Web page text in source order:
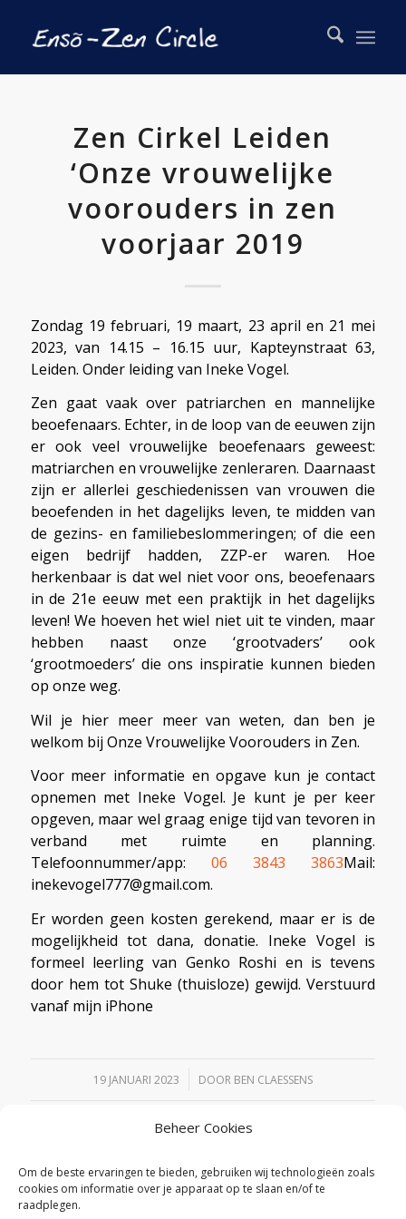
Beheer Cookies
Om de beste ervaringen te bieden, gebruiken wij technologieën zoals
cookies om informatie over je apparaat op te slaan en/of te
raadplegen.
Zen Cirkel Leiden
‘Onze vrouwelijke
voorouders in zen
voorjaar 2019
Zondag 19 februari, 19 maart, 23 april en 21 mei
2023, van 14.15 – 16.15 uur, Kapteynstraat 63,
Leiden. Onder leiding van Ineke Vogel.
Zen gaat vaak over patriarchen en mannelijke
beoefenaars. Echter, in de loop van de eeuwen zijn
er ook veel vrouwelijke beoefenaars geweest:
matriarchen en vrouwelijke zenleraren. Daarnaast
zijn er allerlei geschiedenissen van vrouwen die
beoefenden in het dagelijks leven, te midden van
de gezins- en familiebeslommeringen; of die een
eigen bedrijf hadden, ZZP-er waren. Hoe
herkenbaar is dat wel niet voor ons, beoefenaars
in de 21e eeuw met een praktijk in het dagelijks
leven! We hoeven het wiel niet uit te vinden, maar
hebben naast onze ‘grootvaders’ ook
‘grootmoeders’ die ons inspiratie kunnen bieden
op onze weg.
Wil je hier meer meer van weten, dan ben je
welkom bij Onze Vrouwelijke Voorouders in Zen.
Voor meer informatie en opgave kun je contact
opnemen met Ineke Vogel. Je kunt je per keer
opgeven, maar wel graag enige tijd van tevoren in
verband met ruimte en planning.
Telefoonnummer/app: 06 3843 3863Mail:
inekevogel777@gmail.com.
Er worden geen kosten gerekend, maar er is de
mogelijkheid tot dana, donatie. Ineke Vogel is
formeel leerling van Genko Roshi en is tevens
door hem tot Shuke (thuisloze) gewijd. Verstuurd
vanaf mijn iPhone
19 JANUARI 2023
/ DOOR BEN CLAESSENS